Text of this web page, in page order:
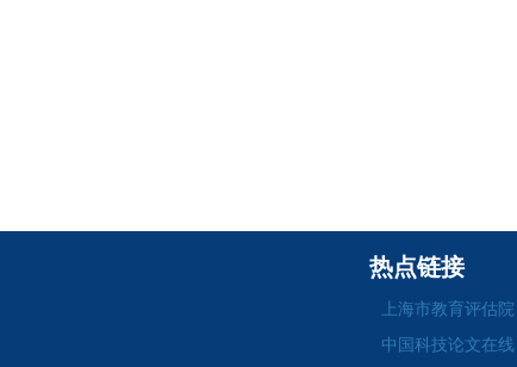
热点链接
上海市教育评估院
中国科技论文在线